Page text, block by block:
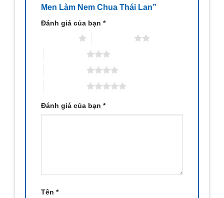
Men Làm Nem Chua Thái Lan”
Đánh giá của bạn *
Đánh giá của bạn *
Tên *